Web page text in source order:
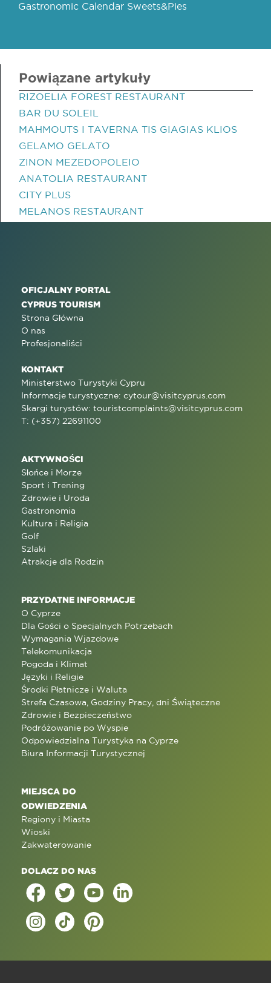
Gastronomic Calendar Sweets&Pies
Powiązane artykuły
RIZOELIA FOREST RESTAURANT
BAR DU SOLEIL
MAHMOUTS I TAVERNA TIS GIAGIAS KLIOS
GELAMO GELATO
ZINON MEZEDOPOLEIO
ANATOLIA RESTAURANT
CITY PLUS
MELANOS RESTAURANT
OFICJALNY PORTAL
CYPRUS TOURISM
Strona Główna
O nas
Profesjonaliści
KONTAKT
Ministerstwo Turystyki Cypru
Informacje turystyczne: cytour@visitcyprus.com
Skargi turystów: touristcomplaints@visitcyprus.com
T: (+357) 22691100
AKTYWNOŚCI
Słońce i Morze
Sport i Trening
Zdrowie i Uroda
Gastronomia
Kultura i Religia
Golf
Szlaki
Atrakcje dla Rodzin
PRZYDATNE INFORMACJE
O Cyprze
Dla Gości o Specjalnych Potrzebach
Wymagania Wjazdowe
Telekomunikacja
Pogoda i Klimat
Języki i Religie
Środki Płatnicze i Waluta
Strefa Czasowa, Godziny Pracy, dni Świąteczne
Zdrowie i Bezpieczeństwo
Podróżowanie po Wyspie
Odpowiedzialna Turystyka na Cyprze
Biura Informacji Turystycznej
MIEJSCA DO
ODWIEDZENIA
Regiony i Miasta
Wioski
Zakwaterowanie
DOLACZ DO NAS